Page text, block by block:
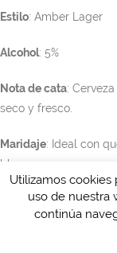
Estilo: Amber Lager
Alcohol: 5%
Nota de cata:
seco y fresco.
Maridaje: Ideal con
blancas.
Utilizamos cookies
uso de nuestra
continúa